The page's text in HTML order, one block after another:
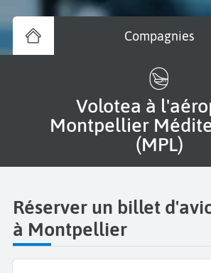
Compagnies
Volotea à l'aéroport
Montpellier
(MPL)
Réserver un billet
à Montpellier